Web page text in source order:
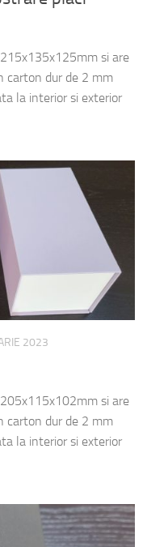
si are
carton dur de 2 mm
la interior si exterior
2023
si are
carton dur de 2 mm
la interior si exterior